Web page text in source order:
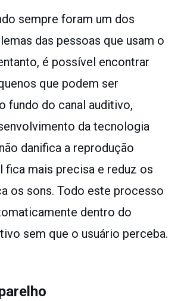
sempre foram um dos
das pessoas que usam o
é possível encontrar
que podem ser
fundo do canal auditivo,
da tecnologia
danifica a reprodução
fica mais precisa e reduz os
os sons. Todo este processo
dentro do
sem que o usuário perceba.